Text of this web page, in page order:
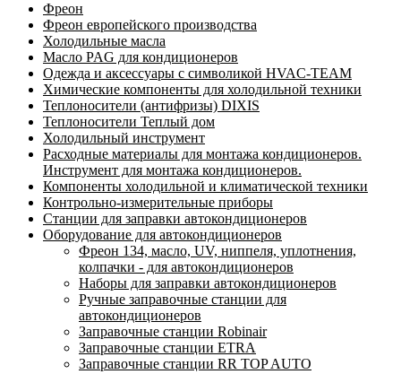
Фреон
Фреон европейского производства
Холодильные масла
Масло PAG для кондиционеров
Одежда и аксессуары с символикой HVAC-TEAM
Химические компоненты для холодильной техники
Теплоносители (антифризы) DIXIS
Теплоносители Теплый дом
Холодильный инструмент
Расходные материалы для монтажа кондиционеров.
Инструмент для монтажа кондиционеров.
Компоненты холодильной и климатической техники
Контрольно-измерительные приборы
Станции для заправки автокондиционеров
Оборудование для автокондиционеров
Фреон 134, масло, UV, ниппеля, уплотнения,
колпачки - для автокондиционеров
Наборы для заправки автокондиционеров
Ручные заправочные станции для
автокондиционеров
Заправочные станции Robinair
Заправочные станции ETRA
Заправочные станции RR TOP AUTO